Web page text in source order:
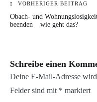
KATEGORIE:
BLOG
VORHERIGER BEITRAG
Obach- und
beenden – wie geht das?
Schreibe einen
Deine E-Mail-Adresse
Felder sind mit * markiert